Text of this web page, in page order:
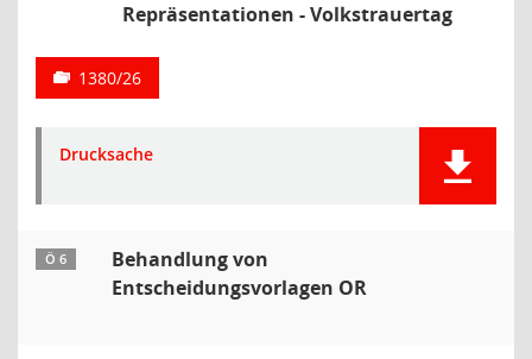
Repräsentationen - Volkstrauertag
1380/26
Drucksache
Ö 6
Behandlung von
Entscheidungsvorlagen OR